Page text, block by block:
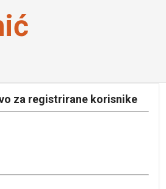
za registrirane korisnike